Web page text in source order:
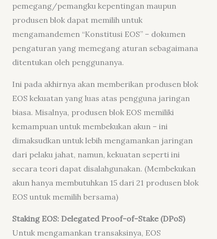
pemegang/pemangku kepentingan maupun
produsen blok dapat memilih untuk
mengamandemen “Konstitusi EOS” – dokumen
pengaturan yang memegang aturan sebagaimana
ditentukan oleh penggunanya.
Ini pada akhirnya akan memberikan produsen blok
EOS kekuatan yang luas atas pengguna jaringan
biasa. Misalnya, produsen blok EOS memiliki
kemampuan untuk membekukan akun – ini
dimaksudkan untuk lebih mengamankan jaringan
dari pelaku jahat, namun, kekuatan seperti ini
secara teori dapat disalahgunakan. (Membekukan
akun hanya membutuhkan 15 dari 21 produsen blok
EOS untuk memilih bersama)
Staking EOS: Delegated Proof-of-Stake (DPoS)
Untuk mengamankan transaksinya, EOS